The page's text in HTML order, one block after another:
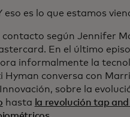
es lo que estamos
contacto según Jennifer
En el último
informalmente la
Hyman conversa con
sobre la
hasta la revolución tap